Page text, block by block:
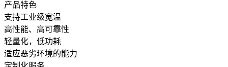
产品特色
支持工业级宽温
高性能、高可靠性
轻量化，低功耗
适应恶劣环境的能力